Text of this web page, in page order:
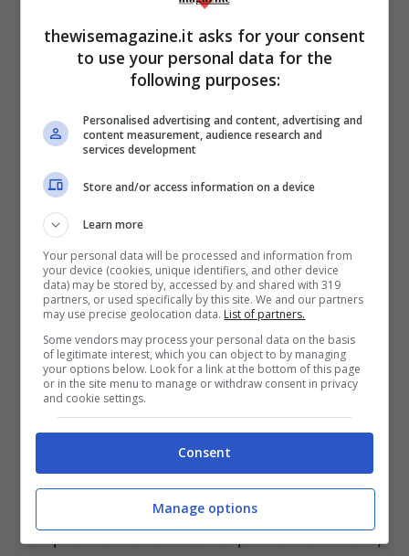
Nel caso delle normative europee,
l’atteggiamento è un po’ misto: da una
parte,l’eliminazione delle buste in plastica
sradicare il problema alla radice; dall’altro,
l’introduzione di un’alternativa
delle buste biodegradabili,è un’azione di
correzione
molestie sopracitate, ci garantisce di poter
continuare la nostra spesa con metodi
molto analoghi a quelli antecedenti la
riforma.Tra le metodologie correttive c’è
anche, ovviamente, l’utilizzo del denaro
come possiamo notare in una vicenda
datata quindici anni fa in Irlanda. Nel 2002,
infatti, il governo irlandese impose una
tassa sui sacchetti di plastica di 15
centesimi. L’effetto fu immediato e
sorprendente: sin dalle prime settimane,
thewisemagazine.it asks for your consent
to use your personal data for the
following purposes:
Personalised advertising and content, advertising and
content measurement, audience research and
services development
Store and/or access information on a device
Learn more
Your personal data will be processed and information from
your device (cookies, unique identifiers, and other device
data) may be stored by, accessed by and shared with 319
partners, or used specifically by this site. We and our partners
may use precise geolocation data. List of partners.
Some vendors may process your personal data on the basis
of legitimate interest, which you can object to by managing
your options below. Look for a link at the bottom of this page
or in the site menu to manage or withdraw consent in privacy
and cookie settings.
Consent
Manage options